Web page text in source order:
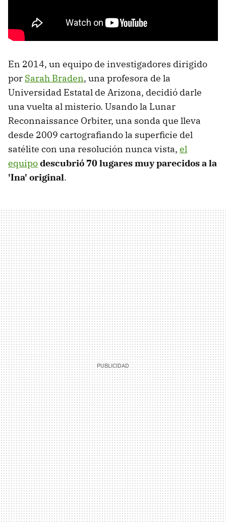
En 2014, un equipo de investigadores dirigido
por Sarah Braden, una profesora de la
Universidad Estatal de Arizona, decidió darle
una vuelta al misterio. Usando la Lunar
Reconnaissance Orbiter, una sonda que lleva
desde 2009 cartografiando la superficie del
satélite con una resolución nunca vista, el
equipodescubrió 70 lugares muy parecidos a la
'Ina' original.